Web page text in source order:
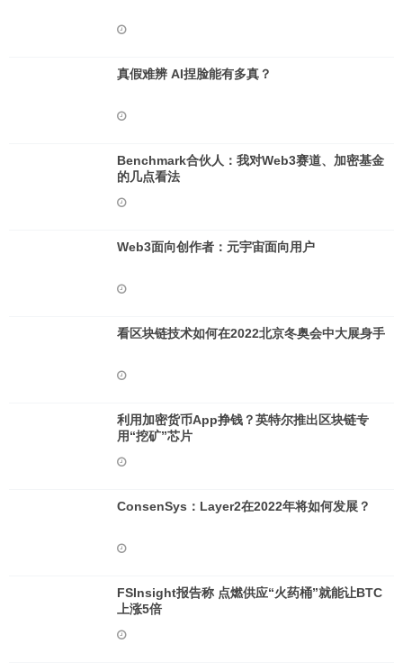
真假难辨 AI捏脸能有多真？
Benchmark合伙人：我对Web3赛道、加密基金
的几点看法
Web3面向创作者：元宇宙面向用户
看区块链技术如何在2022北京冬奥会中大展身手
利用加密货币App挣钱？英特尔推出区块链专
用“挖矿”芯片
ConsenSys：Layer2在2022年将如何发展？
FSInsight报告称 点燃供应“火药桶”就能让BTC
上涨5倍